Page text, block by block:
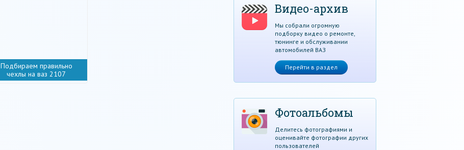
Подбираем правильно
чехлы на ваз 2107
Видео-архив
Мы собрали огромную
подборку видео о ремонте,
тюнинге и обслуживании
автомобилей ВАЗ
Перейти в раздел
Фотоальбомы
Делитесь фотографиями и
оценивайте фотографии других
пользователей